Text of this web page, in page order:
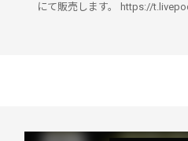
にて販売します。 https://